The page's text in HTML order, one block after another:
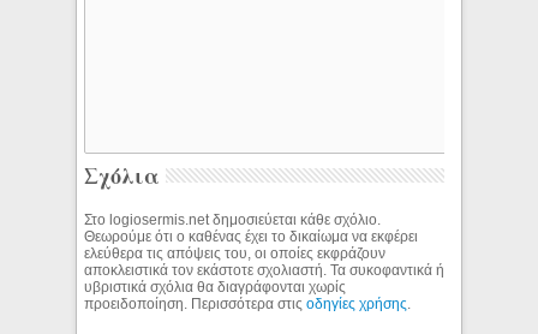
Σχόλια
Στο logiosermis.net δημοσιεύεται κάθε σχόλιο.
Θεωρούμε ότι ο καθένας έχει το δικαίωμα να εκφέρει
ελεύθερα τις απόψεις του, οι οποίες εκφράζουν
αποκλειστικά τον εκάστοτε σχολιαστή. Τα συκοφαντικά ή
υβριστικά σχόλια θα διαγράφονται χωρίς
προειδοποίηση. Περισσότερα στιςοδηγίες χρήσης